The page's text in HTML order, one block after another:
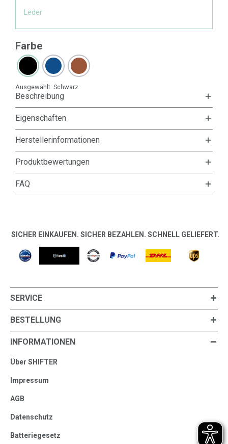
Leder
Farbe
Ausgewählt: Schwarz
Beschreibung
Eigenschaften
Herstellerinformationen
Produktbewertungen
FAQ
SICHER EINKAUFEN. SICHER BEZAHLEN. SCHNELL GELIEFERT.
SERVICE
BESTELLUNG
INFORMATIONEN
Über SHIFTER
Impressum
AGB
Datenschutz
Batteriegesetz